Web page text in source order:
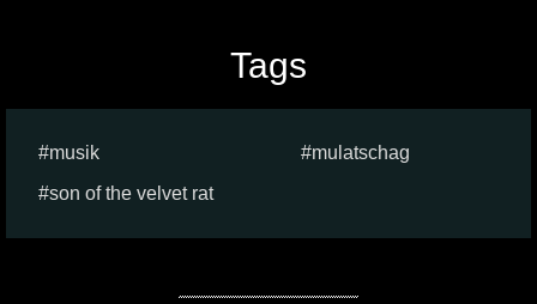
Tags
musik
mulatschag
son of the velvet rat